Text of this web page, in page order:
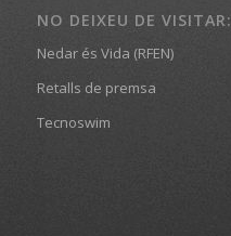
NO DEIXEU DE VISITAR:
Nedar és Vida (RFEN)
Retalls de premsa
Tecnoswim